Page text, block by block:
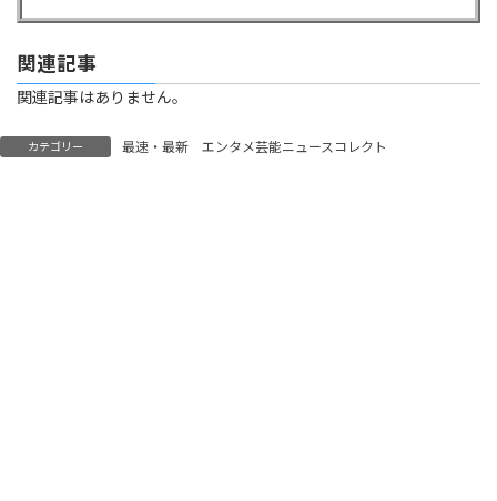
関連記事
関連記事はありません。
カテゴリー 最速・最新 エンタメ芸能ニュースコレクト